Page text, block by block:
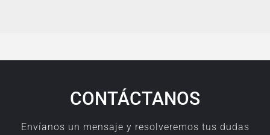
CONTÁCTANOS
Envíanos un mensaje y resolveremos tus dudas